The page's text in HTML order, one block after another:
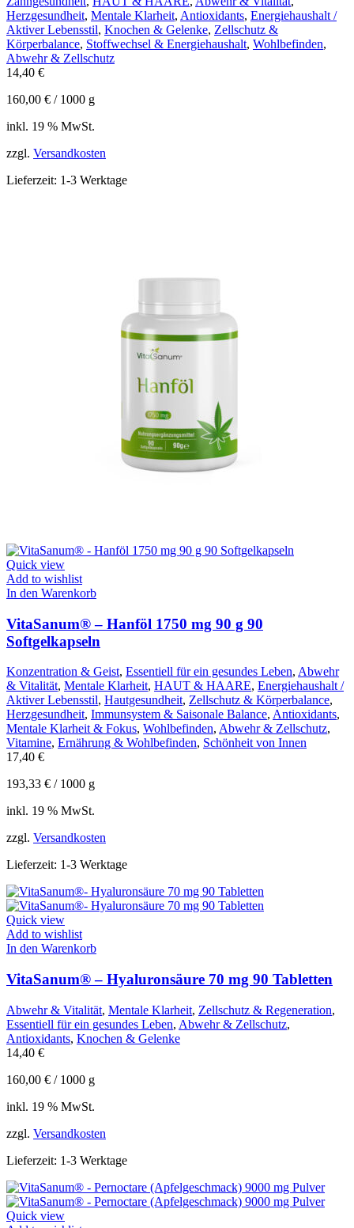
Herzgesundheit, Mentale Klarheit, Antioxidants, Energiehaushalt /
Aktiver Lebensstil, Knochen & Gelenke, Zellschutz &
Körperbalance, Stoffwechsel & Energiehaushalt, Wohlbefinden,
Abwehr & Zellschutz
14,40 €
160,00 € / 1000 g
inkl. 19 % MwSt.
zzgl. Versandkosten
Lieferzeit: 1-3 Werktage
Quick view
Add to wishlist
In den Warenkorb
VitaSanum® – Hanföl 1750 mg 90 g 90
Softgelkapseln
Konzentration & Geist, Essentiell für ein gesundes Leben, Abwehr
& Vitalität, Mentale Klarheit, HAUT & HAARE, Energiehaushalt /
Aktiver Lebensstil, Hautgesundheit, Zellschutz & Körperbalance,
Herzgesundheit, Immunsystem & Saisonale Balance, Antioxidants,
Mentale Klarheit & Fokus, Wohlbefinden, Abwehr & Zellschutz,
Vitamine, Ernährung & Wohlbefinden, Schönheit von Innen
17,40 €
193,33 € / 1000 g
inkl. 19 % MwSt.
zzgl. Versandkosten
Lieferzeit: 1-3 Werktage
Quick view
Add to wishlist
In den Warenkorb
VitaSanum® – Hyaluronsäure 70 mg 90 Tabletten
Abwehr & Vitalität, Mentale Klarheit, Zellschutz & Regeneration,
Essentiell für ein gesundes Leben, Abwehr & Zellschutz,
Antioxidants, Knochen & Gelenke
14,40 €
160,00 € / 1000 g
inkl. 19 % MwSt.
zzgl. Versandkosten
Lieferzeit: 1-3 Werktage
Quick view